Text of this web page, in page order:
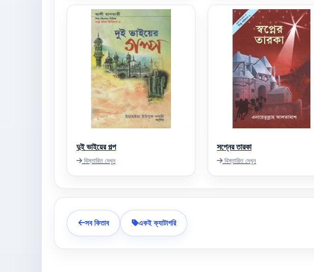
দুই ভাইয়ের গল্প
বিস্তারিত দেখুন
সপ্নের তারকা
বিস্তারিত দেখুন
সব কিতাব একই ক্যাটাগরি